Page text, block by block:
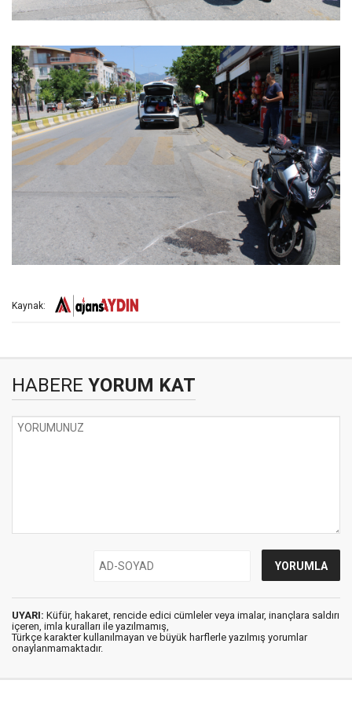
Kaynak:
HABERE YORUM KAT
UYARI: Küfür, hakaret, rencide edici cümleler veya imalar, inançlara saldırı
içeren, imla kuralları ile yazılmamış,
Türkçe karakter kullanılmayan ve büyük harflerle yazılmış yorumlar
onaylanmamaktadır.